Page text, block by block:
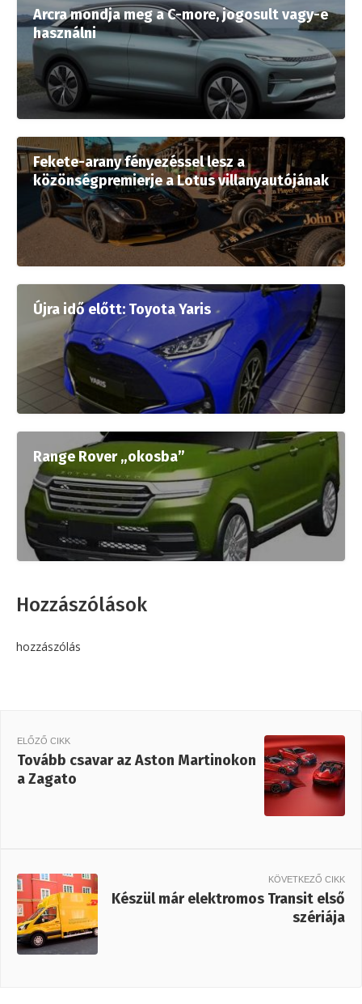
Arcra mondja meg a C-more, jogosult vagy-e
használni
Fekete-arany fényezéssel lesz a
közönségpremierje a Lotus villanyautójának
Újra idő előtt: Toyota Yaris
Range Rover „okosba”
Hozzászólások
hozzászólás
ELŐZŐ CIKK
Tovább csavar az Aston Martinokon
a Zagato
KÖVETKEZŐ CIKK
Készül már elektromos Transit első
szériája